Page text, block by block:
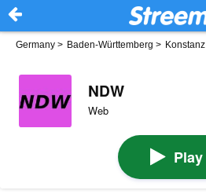
Germany > Baden-Württemberg > Konstanz
NDW
Web
Play